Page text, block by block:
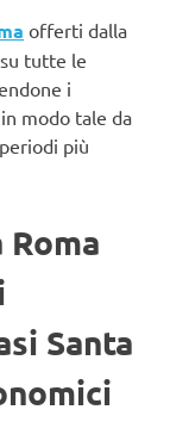
offerti dalla
tutte le
i
modo tale da
più
Santa